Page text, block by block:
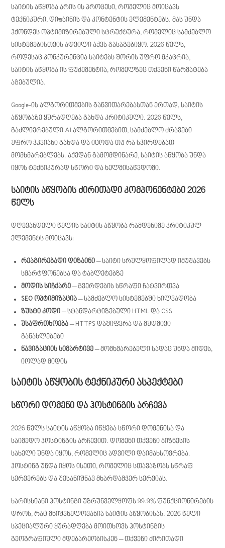
საიტის აწყობა არის ის პროცესი, რომელიც მოიცავს
ტექნიკური, დიজაინის და კონტენტის ელემენტებს. მას უნდა
ჰქონდეს ოპტიმიზირებული სტრუქტურა, რომელიც სამძებლო
სისტემებისთვის ადვილი აქვს გასაგებიყო. 2026 წელს,
როდესაც კონკურენცია საიტებს შორის უფრო მკაცრია,
საიტის აწყობა ის ფუძემენტია, რომელზეც თქვენი წარმატება
აგებულია.
Google-ის ალგორითმების განვითარებასთან ერთად, საიტის
აწყობაზე ყურადღება გახდა კრიტიკული. 2026 წელს,
გაძლიერებული AI ალგორითმებით, სამძებლო ძრავები
უფრო ჭკვიანი გახდა და იცოდა თუ რა სჭირდებათ
მომხმარებლებს. აქედან გამომდინარე, საიტის აწყობა უნდა
იყოს ტექნიკურად სწორი და ხელმისაწვდომი.
საიტის აწყობის ძირითადი კომპონენტები 2026
წელს
დღევანდელი წელის საიტის აწყობა რამდენიმე კრიტიკულ
ელემენტს მოიცავს:
რეაგირებადი დიზაინი – საიტი სრულყოფილად იმუშავებს
სმარტფონებსა და ტაბლეტებზე
მოდის სიჩქარე – გვერდების სწრაფი ჩატვირთვა
SEO ოპტიმიზაცია – სამძებლო სისტემებში ხილვადობა
ზუსტი კოდი – სტანდარტიზებული HTML და CSS
უსაფრთხოება – HTTPS დაშიფვრა და მუდმივი
განახლებები
ნავიგაციის სიმარტივე – მომხმარებელი სადაც უნდა მიდეს,
იოლად მიდის
საიტის აწყობის ტექნიკური ასპექტები
სწორი დომენი და ჰოსტინგის არჩევა
2026 წელს საიტის აწყობა იწყება სწორი დომენისა და
საიმედო ჰოსტინგის არჩევით. დომენი თქვენი ბიზნესის
სახელი უნდა იყოს, რომელიც ადვილი დაიმახსოვრება.
ჰოსტინგ უნდა იყოს ისეთი, რომელიც სთავაზობს სწრაფ
სერვერებს და შესანიშნავ მხარდამჭერ სერვიას.
ხარისხიანი ჰოსტინგი უზრუნველყოფს 99.9% ფუნქციონირების
დროს, რაც მნიშვნელოვანია საიტის აწყობისას. 2026 წელი
სპეციალური ყურადღება მოითხოვს ჰოსტინგის
გეოგრაფიული მდებარეობისკენ – თქვენი ძირითადი